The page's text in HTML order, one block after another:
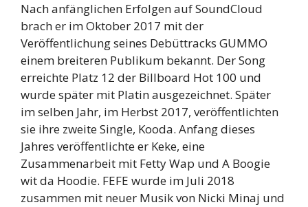
Nach anfänglichen Erfolgen auf SoundCloud
brach er im Oktober 2017 mit der
Veröffentlichung seines Debüttracks GUMMO
einem breiteren Publikum bekannt. Der Song
erreichte Platz 12 der Billboard Hot 100 und
wurde später mit Platin ausgezeichnet. Später
im selben Jahr, im Herbst 2017, veröffentlichten
sie ihre zweite Single, Kooda. Anfang dieses
Jahres veröffentlichte er Keke, eine
Zusammenarbeit mit Fetty Wap und A Boogie
wit da Hoodie. FEFE wurde im Juli 2018
zusammen mit neuer Musik von Nicki Minaj und